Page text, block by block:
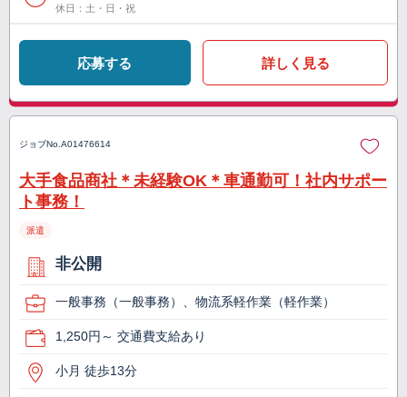
休日：土・日・祝
応募する 詳しく見る
ジョブNo. A01476614
大手食品商社＊未経験OK＊車通勤可！社内サポー
ト事務！
派遣
非公開
一般事務（一般事務）、物流系軽作業（軽作業）
1,250円～ 交通費支給あり
小月 徒歩13分